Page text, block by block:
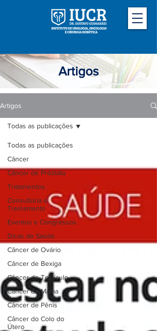
Artigos
Artigos
Todas as publicações
Câncer
Câncer de Próstata
Tratamentos
Consultoria e
Treinamento
Eventos e Congressos
Dicas de Saúde
Câncer de Ovário
Câncer de Bexiga
Câncer de Testículo
Câncer de Mama
Câncer de Pênis
Câncer do Colo do
Útero
Todas as publicações